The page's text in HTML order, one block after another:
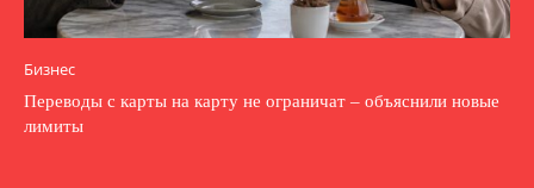
Бизнес
Переводы с карты на карту не ограничат – объяснили новые
лимиты